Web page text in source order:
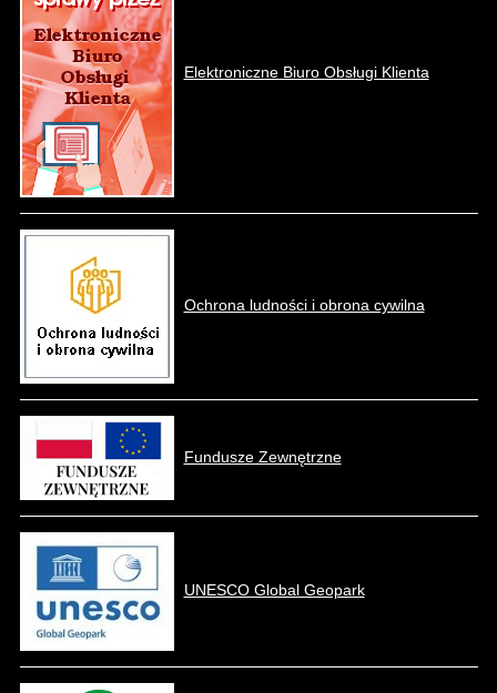
Elektroniczne Biuro Obsługi Klienta
Ochrona ludności i obrona cywilna
Fundusze Zewnętrzne
UNESCO Global Geopark